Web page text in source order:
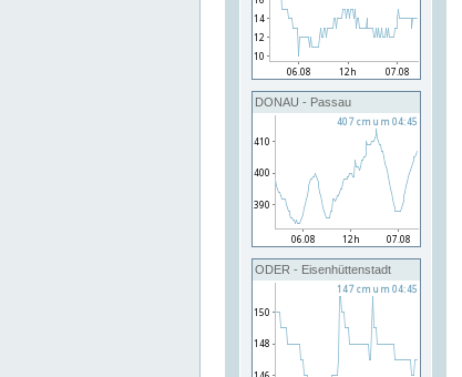
DONAU - Passau
ODER - Eisenhüttenstadt